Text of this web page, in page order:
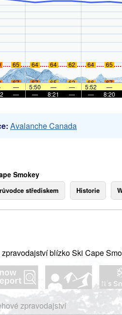
65 64 64 62 64 65
67 67 65 63 66 67
— 5:50 — — 5:52 —
— — 8:21 — — 8:20
Avalanche Canada
Smokey
střediskem Historie
blízko Ski Cape
zpravodajství